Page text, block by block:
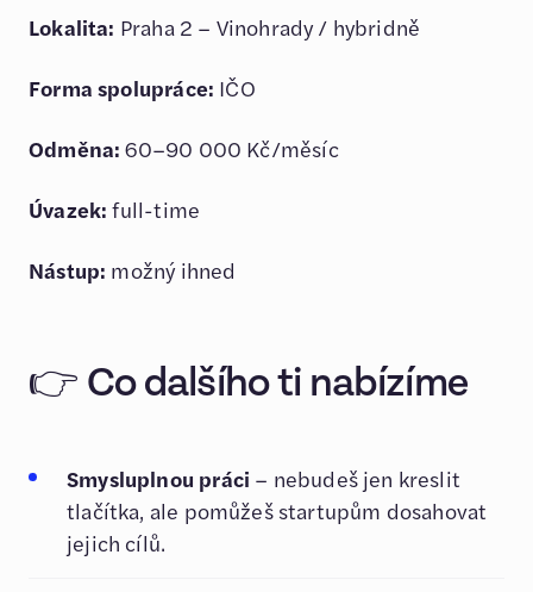
Lokalita: Praha 2 – Vinohrady / hybridně
Forma spolupráce: IČO
Odměna: 60–90 000 Kč/měsíc
Úvazek: full-time
Nástup: možný ihned
👉 Co dalšího ti nabízíme
Smysluplnou práci – nebudeš jen kreslit
tlačítka, ale pomůžeš startupům dosahovat
jejich cílů.